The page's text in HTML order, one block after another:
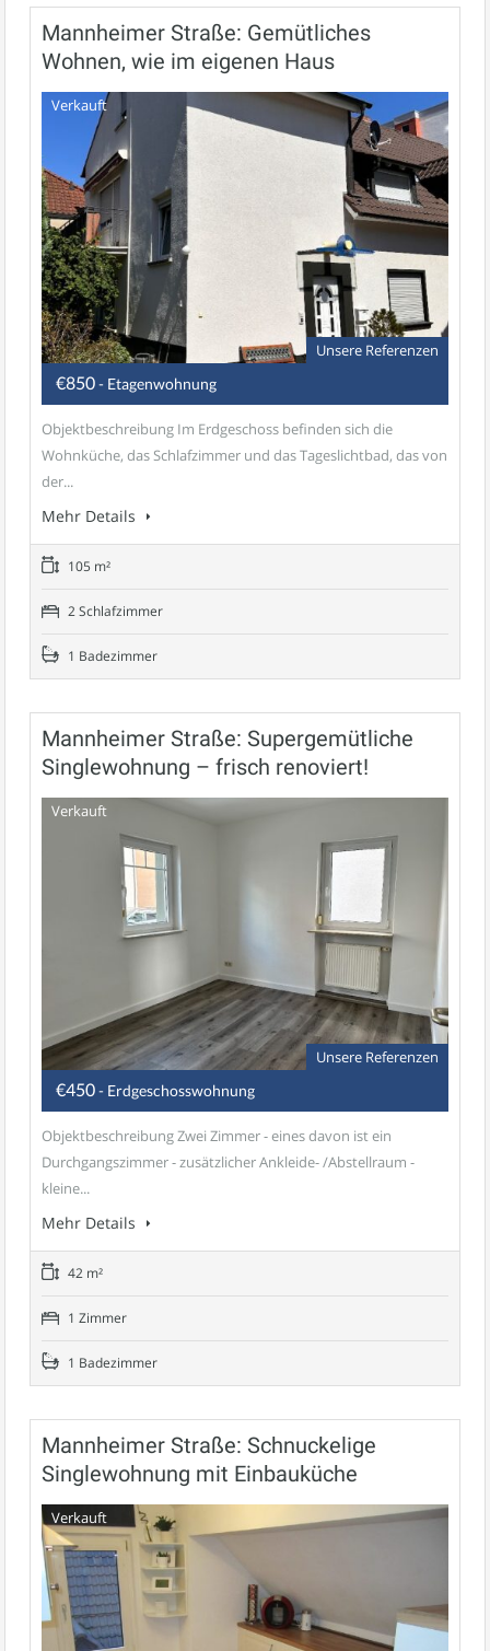
Mannheimer Straße: Gemütliches
Wohnen, wie im eigenen Haus
Verkauft
Unsere Referenzen
€850- Etagenwohnung
Objektbeschreibung Im Erdgeschoss befinden sich die
Wohnküche, das Schlafzimmer und das Tageslichtbad, das von
der...
Mehr Details
105 m²
2 Schlafzimmer
1 Badezimmer
Mannheimer Straße: Supergemütliche
Singlewohnung – frisch renoviert!
Verkauft
Unsere Referenzen
€450- Erdgeschosswohnung
Objektbeschreibung Zwei Zimmer - eines davon ist ein
Durchgangszimmer - zusätzlicher Ankleide- /Abstellraum -
kleine...
Mehr Details
42 m²
1 Zimmer
1 Badezimmer
Mannheimer Straße: Schnuckelige
Singlewohnung mit Einbauküche
Verkauft